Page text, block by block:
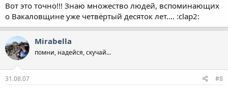
Вот это точно!!! Знаю множество людей, вспоминающих
о Вакаловщине уже четвёртый десяток лет.... :clap2:
Mirabella
помни, надейся, скучай...
31.08.07 #8